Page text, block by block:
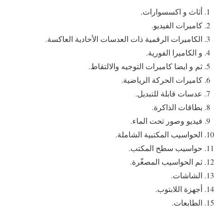
أثاث و اكسسوارات.
كاميرات الفيديو.
الكاميرات الرقمية ذات العدسات الأحادية العاكسة.
و الكاميرا الفورية.
ثم و ايضا كاميرات التوجيه والالتقاط.
كاميرات الحركة الرياضية.
عدسات قابلة للتبديل.
بطاقات الذاكرة.
فيديو وصور تحت الماء.
الحواسيب المكتبية الشاملة.
حواسيب سطح المكتب.
ثم الحواسيب المصغّرة.
الشاشات.
أجهزة اللابتوب.
الطابعات.